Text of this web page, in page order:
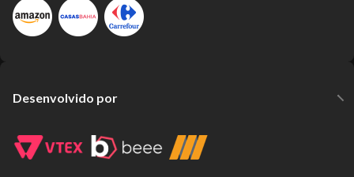
Desenvolvido por